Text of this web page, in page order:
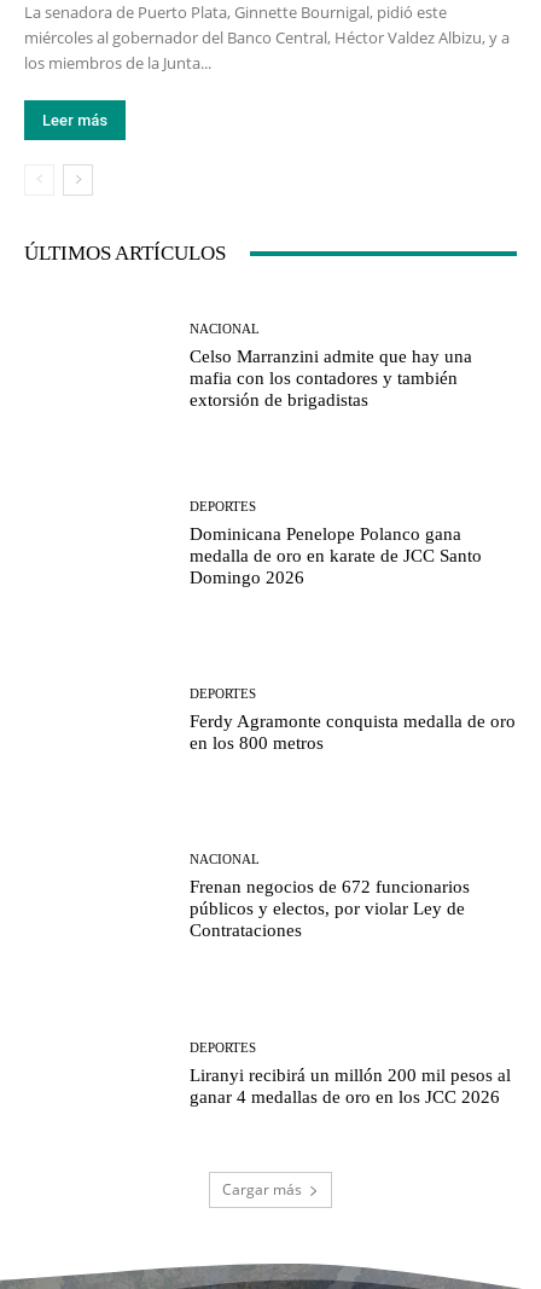
La senadora de Puerto Plata, Ginnette Bournigal, pidió este
miércoles al gobernador del Banco Central, Héctor Valdez Albizu, y a
los miembros de la Junta...
Leer más
ÚLTIMOS ARTÍCULOS
NACIONAL
Celso Marranzini admite que hay una
mafia con los contadores y también
extorsión de brigadistas
DEPORTES
Dominicana Penelope Polanco gana
medalla de oro en karate de JCC Santo
Domingo 2026
DEPORTES
Ferdy Agramonte conquista medalla de oro
en los 800 metros
NACIONAL
Frenan negocios de 672 funcionarios
públicos y electos, por violar Ley de
Contrataciones
DEPORTES
Liranyi recibirá un millón 200 mil pesos al
ganar 4 medallas de oro en los JCC 2026
Cargar más